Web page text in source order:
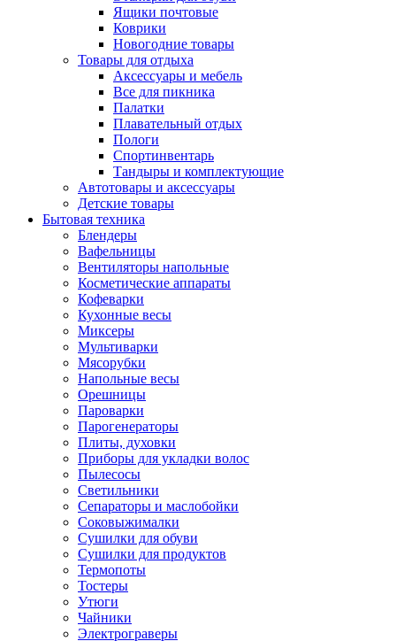
Ящики почтовые
Коврики
Новогодние товары
Товары для отдыха
Аксессуары и мебель
Все для пикника
Палатки
Плавательный отдых
Пологи
Спортинвентарь
Тандыры и комплектующие
Автотовары и аксессуары
Детские товары
Бытовая техника
Блендеры
Вафельницы
Вентиляторы напольные
Косметические аппараты
Кофеварки
Кухонные весы
Миксеры
Мультиварки
Мясорубки
Напольные весы
Орешницы
Пароварки
Парогенераторы
Плиты, духовки
Приборы для укладки волос
Пылесосы
Светильники
Сепараторы и маслобойки
Соковыжималки
Сушилки для обуви
Сушилки для продуктов
Термопоты
Тостеры
Утюги
Чайники
Электрограверы